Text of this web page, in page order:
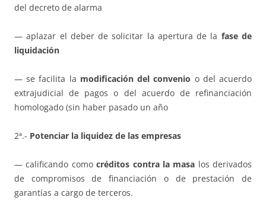
del decreto de alarma
— aplazar el deber de solicitar la apertura de la fase de
liquidación
— se facilita la modificación del convenio o del acuerdo
extrajudicial de pagos o del acuerdo de refinanciación
homologado (sin haber pasado un año
2ª.- Potenciar la liquidez de las empresas
— calificando comocréditos contra la masa los derivados
de compromisos de financiación o de prestación de
garantías a cargo de terceros.